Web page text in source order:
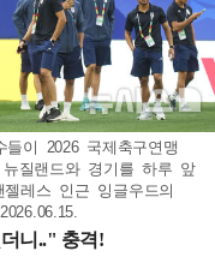
이 2026 국제축구연맹
질랜드와 경기를 하루 앞
레스 인근 잉글우드의